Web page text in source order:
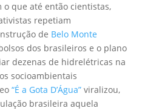
que até então cientistas,
repetiam
de Belo Monte
dos brasileiros e o plano
dezenas de hidrelétricas na
socioambientais
“É a Gota D’Água”viralizou,
brasileira aquela